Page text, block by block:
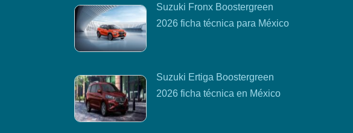
Suzuki Fronx Boostergreen
2026 ficha técnica para México
Suzuki Ertiga Boostergreen
2026 ficha técnica en México